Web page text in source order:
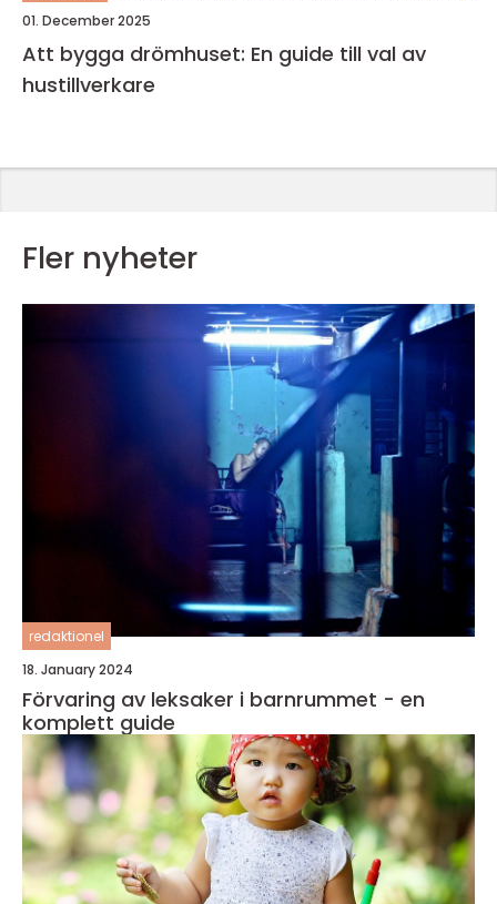
01. December 2025
Att bygga drömhuset: En guide till val av
hustillverkare
Fler nyheter
redaktionel
18. January 2024
Förvaring av leksaker i barnrummet - en
komplett guide